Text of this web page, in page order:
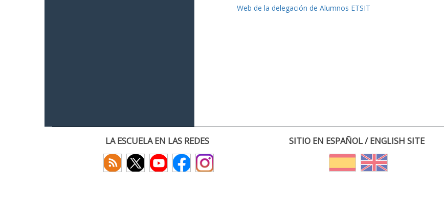
Web de la delegación de Alumnos ETSIT
LA ESCUELA EN LAS REDES SITIO EN ESPAÑOL / ENGLISH SITE